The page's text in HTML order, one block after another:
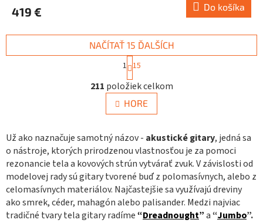
419 € Do košíka
O
v
l
á
a
c
i
e
p
r
v
k
NAČÍTAŤ 15 ĎALŠÍCH
S
t
r
á
n
k
a
n
i
e
1 15
211 položiek celkom
HORE
Už ako naznačuje samotný názov - akustické gitary, jedná sa
o nástroje, ktorých prirodzenou vlastnosťou je za pomoci
rezonancie tela a kovových strún vytvárať zvuk. V závislosti od
modelovej rady sú gitary tvorené buď z polomasívnych, alebo z
celomasívnych materiálov. Najčastejšie sa využívajú dreviny
ako smrek, céder, mahagón alebo palisander. Medzi najviac
tradičné tvary tela gitary radíme“Dreadnought”a “Jumbo”.